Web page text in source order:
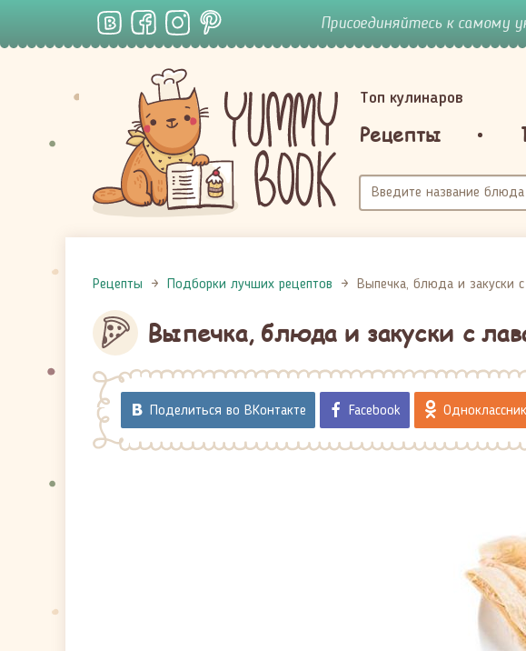
Присоединяйтесь к самому
Топ кулинаров
Рецепты
Рецепты Подборки лучших рецептов Выпечка, блюда и закуски
Выпечка, блюда и закуски с
Поделиться во ВКонтакте Facebook